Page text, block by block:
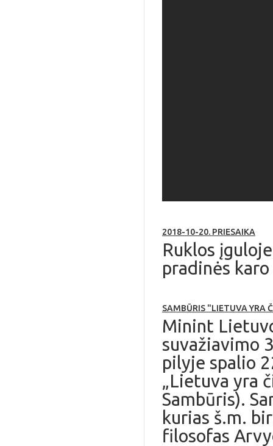
2018-10-20. PRIESAIKA
Ruklos
pradinės
SAMBŪRIS "LIETUVA YRA
Minint
suvažiavimo
pilyje spalio
„Lietuva yra
Sambūris).
kurias š.m.
filosofas